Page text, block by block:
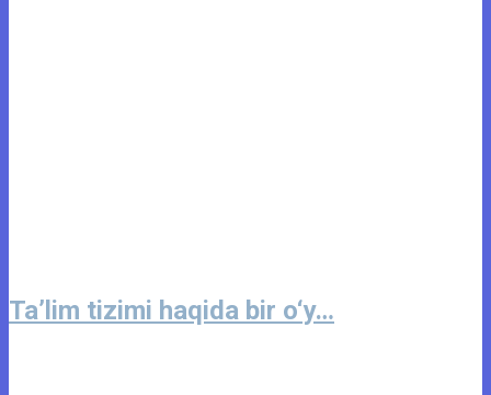
Ta’lim tizimi haqida bir o‘y…